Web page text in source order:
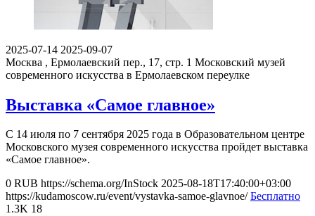
2025-07-14 2025-09-07
Москва , Ермолаевский пер., 17, стр. 1 Московский музей
современного искусства в Ермолаевском переулке
Выставка «Самое главное»
С 14 июля по 7 сентября 2025 года в Образовательном центре
Московского музея современного искусства пройдет выставка
«Самое главное».
0 RUB https://schema.org/InStock 2025-08-18T17:40:00+03:00
https://kudamoscow.ru/event/vystavka-samoe-glavnoe/ Бесплатно
1.3K 18